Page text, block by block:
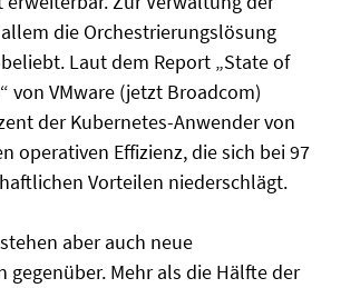
die Orchestrierungslösung
Laut dem Report „State of
von VMware (jetzt Broadcom)
der Kubernetes-Anwender von
operativen Effizienz, die sich bei 97
Vorteilen niederschlägt.
aber auch neue
gegenüber. Mehr als die Hälfte der